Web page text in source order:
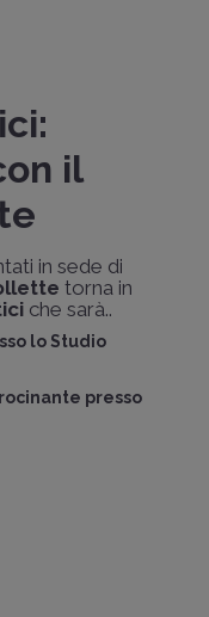
il
in sede di
torna in
che sarà..
lo Studio
presso